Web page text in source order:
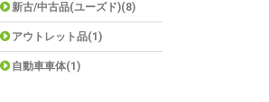
新古/中古品(ユーズド)(8)
アウトレット品(1)
自動車車体(1)